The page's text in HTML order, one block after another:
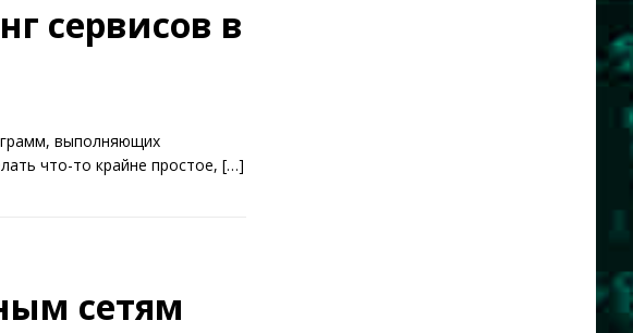
сервисов в
выполняющих
что-то крайне простое, […]
сетям